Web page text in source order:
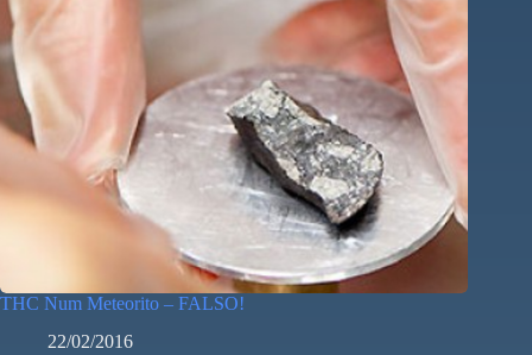
THC Num Meteorito – FALSO!
22/02/2016